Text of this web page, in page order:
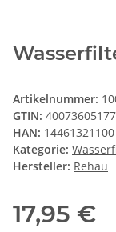
Artikelnummer:
GTIN:
HAN: 14461321100
Kategorie:
Hersteller: Rehau
17,95 €